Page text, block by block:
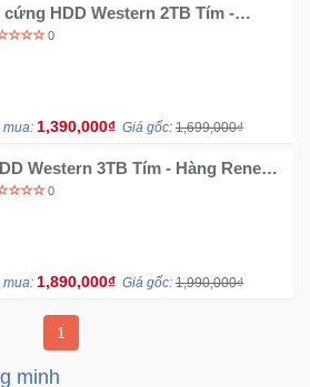
cứng HDD Western 2TB Tím -
dụng cho Camera NVR
0
mua: 1,390,000₫ Giá gốc: 1,699,000₫
Western 3TB Tím - Hàng Renew
đầu ghi NVR
0
mua: 1,890,000₫ Giá gốc: 1,990,000₫
1
minh